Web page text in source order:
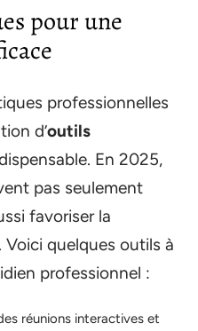
pour une
professionnelles
d’outils
En 2025,
pas seulement
favoriser la
Voici quelques outils à
professionnel :
réunions interactives et